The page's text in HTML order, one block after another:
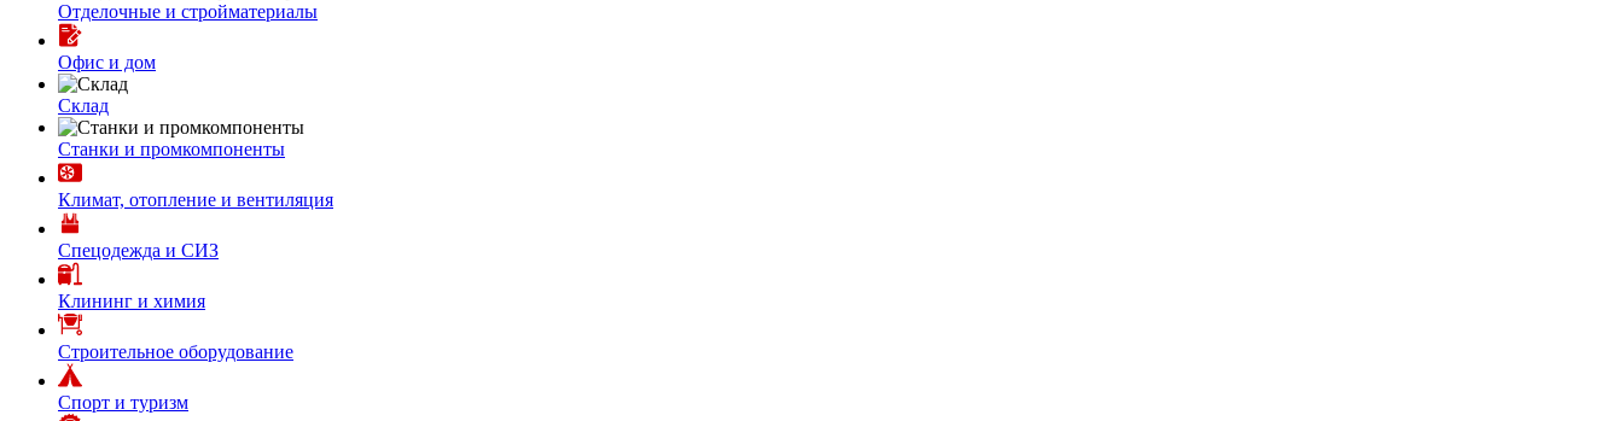
Отделочные и стройматериалы
Офис и дом
Склад
Станки и промкомпоненты
Климат, отопление и вентиляция
Спецодежда и СИЗ
Клининг и химия
Строительное оборудование
Спорт и туризм